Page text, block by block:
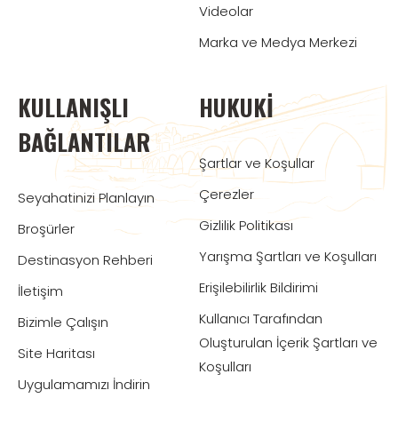
Videolar
Marka ve Medya Merkezi
KULLANIŞLI
BAĞLANTILAR
Seyahatinizi Planlayın
Broşürler
Destinasyon Rehberi
İletişim
Bizimle Çalışın
Site Haritası
Uygulamamızı İndirin
HUKUKI
Şartlar ve Koşullar
Çerezler
Gizlilik Politikası
Yarışma Şartları ve Koşulları
Erişilebilirlik Bildirimi
Kullanıcı Tarafından
Oluşturulan İçerik Şartları ve
Koşulları